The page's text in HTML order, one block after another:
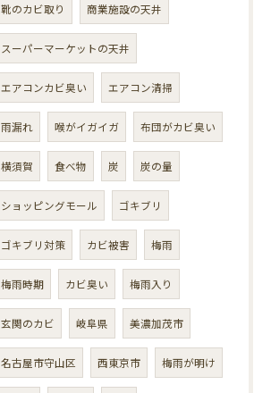
靴のカビ取り 商業施設の天井
スーパーマーケットの天井
エアコンカビ臭い エアコン清掃
雨漏れ 喉がイガイガ 布団がカビ臭い
横須賀 食べ物 炭 炭の量
ショッピングモール ゴキブリ
ゴキブリ対策 カビ被害 梅雨
梅雨時期 カビ臭い 梅雨入り
玄関のカビ 岐阜県 美濃加茂市
名古屋市守山区 西東京市 梅雨が明け